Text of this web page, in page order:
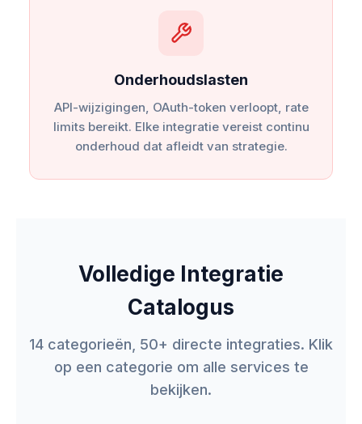
Onderhoudslasten
API-wijzigingen, OAuth-token verloopt, rate
limits bereikt. Elke integratie vereist continu
onderhoud dat afleidt van strategie.
Volledige Integratie
Catalogus
14 categorieën, 50+ directe integraties. Klik
op een categorie om alle services te
bekijken.